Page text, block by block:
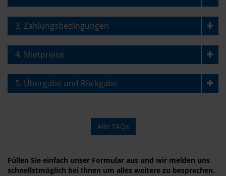
3. Zahlungsbedingungen
4. Mietpreise
5. Übergabe und Rückgabe
Alle FAQs
Füllen Sie einfach unser Formular aus und wir melden uns
schnellstmöglich bei Ihnen um alles weitere zu besprechen.